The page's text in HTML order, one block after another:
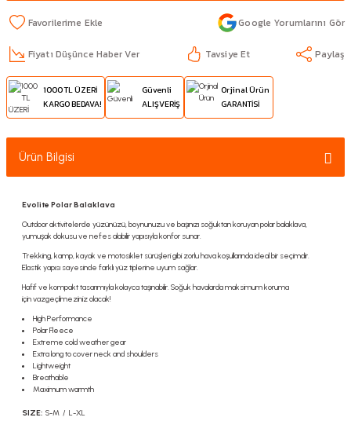
Google Yorumlarını Gör
Fiyatı Düşünce Haber Ver Tavsiye Et Paylaş
1000 TL ÜZERİ
KARGO BEDAVA!
Güvenli
ALIŞVERİŞ
Orjinal Ürün
GARANTİSİ
Ürün Bilgisi
Evolite Polar Balaklava
Outdoor aktivitelerde yüzünüzü, boynunuzu ve başınızı soğuktan koruyan polar balaklava,
yumuşak dokusu ve nefes alabilir yapısıyla konfor sunar.
Trekking, kamp, kayak ve motosiklet sürüşleri gibi zorlu hava koşullarında ideal bir seçimdir.
Elastik yapısı sayesinde farklı yüz tiplerine uyum sağlar.
Hafif ve kompakt tasarımıyla kolayca taşınabilir. Soğuk havalarda maksimum koruma
için vazgeçilmeziniz olacak!
High Performance
Polar Fleece
Extreme cold weather gear
Extra long to cover neck and shoulders
Lightweight
Breathable
Maximum warmth
SIZE: S-M / L-XL